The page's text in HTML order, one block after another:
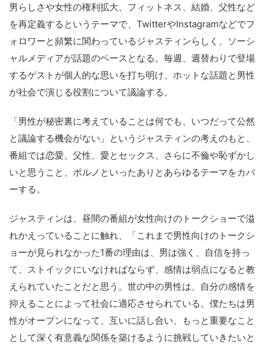
男らしさや女性の権利拡大、フィットネス、結婚、父性など
を再定義するというテーマで、TwitterやInstagramなどでフ
ォロワーと頻繁に関わっているジャスティンらしく、ソーシ
ャルメディアが話題のベースとなる。毎週、週替わりで登場
するゲストが個人的な思いを打ち明け、ホットな話題と男性
が社会で演じる役割について議論する。
「男性が秘密裏に考えていることは何でも、いつだって公然
と議論する機会がない」というジャスティンの考えのもと、
番組では恋愛、父性、愛とセックス、さらに不倫や恥ずかし
いと思うこと、ポルノといったありとあらゆるテーマをカバ
ーする。
ジャスティンは、昼間の番組が女性向けのトークショーで溢
れかえっていることに触れ、「これまで男性向けのトークシ
ョーが見られなかった1番の理由は、男は強く、自信を持っ
て、ストイックにいなければならず、感情は弱点になると教
えられていたことだと思う。世の中の男性は、自分の感情を
抑えることによって社会に適応させられている。僕たちは男
性がオープンになって、互いに話し合い、もっと重要なこと
として深く有意義な関係を築けるように挑戦していきたいと